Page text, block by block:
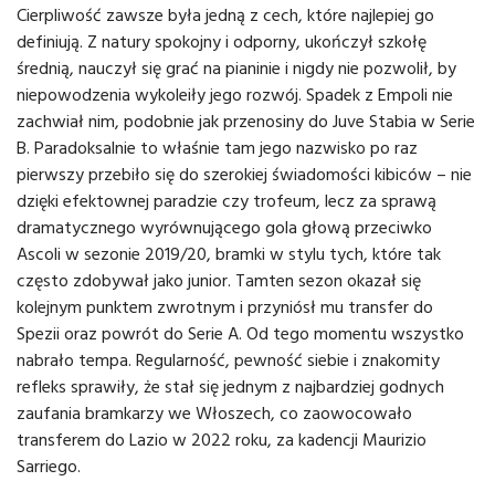
Cierpliwość zawsze była jedną z cech, które najlepiej go
definiują. Z natury spokojny i odporny, ukończył szkołę
średnią, nauczył się grać na pianinie i nigdy nie pozwolił, by
niepowodzenia wykoleiły jego rozwój. Spadek z Empoli nie
zachwiał nim, podobnie jak przenosiny do Juve Stabia w Serie
B. Paradoksalnie to właśnie tam jego nazwisko po raz
pierwszy przebiło się do szerokiej świadomości kibiców – nie
dzięki efektownej paradzie czy trofeum, lecz za sprawą
dramatycznego wyrównującego gola głową przeciwko
Ascoli w sezonie 2019/20, bramki w stylu tych, które tak
często zdobywał jako junior. Tamten sezon okazał się
kolejnym punktem zwrotnym i przyniósł mu transfer do
Spezii oraz powrót do Serie A. Od tego momentu wszystko
nabrało tempa. Regularność, pewność siebie i znakomity
refleks sprawiły, że stał się jednym z najbardziej godnych
zaufania bramkarzy we Włoszech, co zaowocowało
transferem do Lazio w 2022 roku, za kadencji Maurizio
Sarriego.